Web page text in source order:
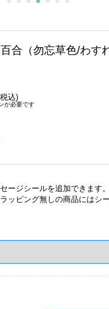
百合（勿忘草色/わす
込)
が必要です
ージシールを追加できます
ッピング無しの商品にはシ